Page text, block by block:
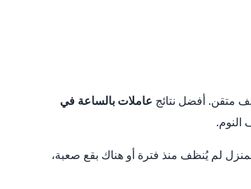
متقن. أفضل نتائج عاملات بالساعة في
النوم.
لم يُنظف منذ فترة أو هناك بقع صعبة،